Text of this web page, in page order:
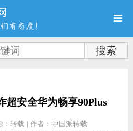
超安全华为畅享90Plus
：转载 | 作者：中国派转载